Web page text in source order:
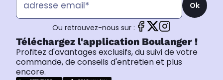
Ok
Ou retrouvez-nous sur :
Téléchargez l'application Boulanger !
Profitez d'avantages exclusifs, du suivi de votre
commande, de conseils d'entretien et plus
encore.